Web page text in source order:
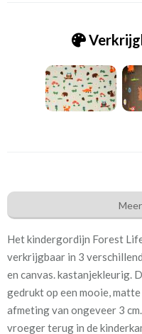
Bb_[C8]07263-01 Forest
Het kindergordijn Forest
verkrijgbaar in 3
en canvas. kastanjekleurig.
gedrukt op een mooie,
afmeting van ongeveer 3
vroeger terug in de